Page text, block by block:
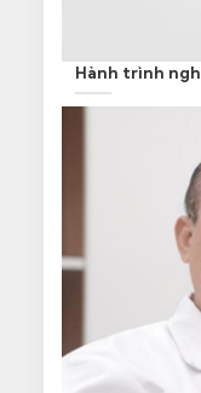
Hành trình